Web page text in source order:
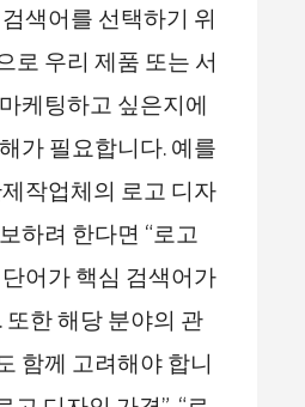
색어를 선택하기 위
로 우리 제품 또는 서
케팅하고 싶은지에
가 필요합니다. 예를
작업체의 로고 디자
하려 한다면 “로고
어가 핵심 검색어가
한 해당 분야의 관
함께 고려해야 합니